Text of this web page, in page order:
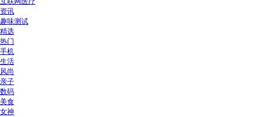
资讯
趣味测试
精选
热门
手机
生活
风尚
亲子
数码
美食
女神